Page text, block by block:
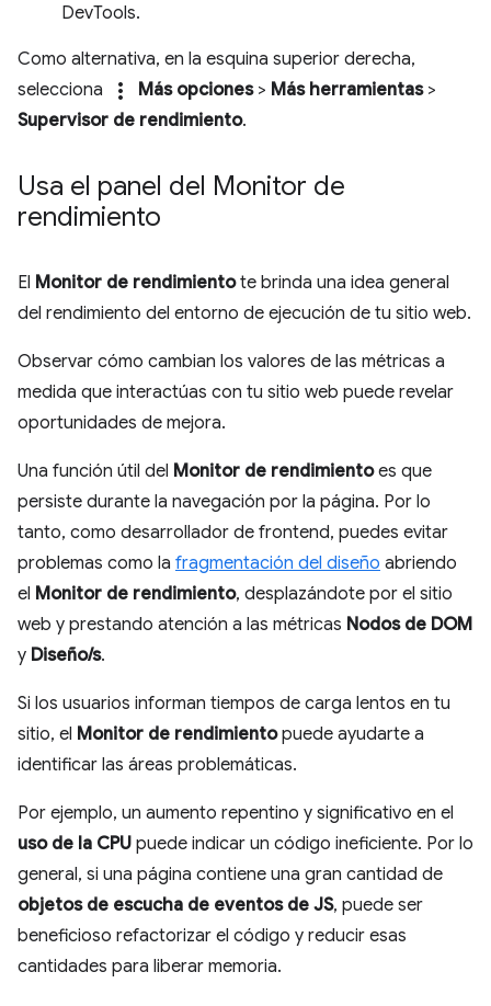
DevTools.
Como alternativa, en la esquina superior derecha,
selecciona
more_vert Más opciones> Más herramientas>
Supervisor de rendimiento.
Usa el panel del Monitor de
rendimiento
El Monitor de rendimientote brinda una idea general
del rendimiento del entorno de ejecución de tu sitio web.
Observar cómo cambian los valores de las métricas a
medida que interactúas con tu sitio web puede revelar
oportunidades de mejora.
Una función útil del Monitor de rendimientoes que
persiste durante la navegación por la página. Por lo
tanto, como desarrollador de frontend, puedes evitar
problemas como la fragmentación del diseño abriendo
el Monitor de rendimiento, desplazándote por el sitio
web y prestando atención a las métricas Nodos de DOM
y Diseño/s.
Si los usuarios informan tiempos de carga lentos en tu
sitio, el Monitor de rendimientopuede ayudarte a
identificar las áreas problemáticas.
Por ejemplo, un aumento repentino y significativo en el
uso de la CPU puede indicar un código ineficiente. Por lo
general, si una página contiene una gran cantidad de
objetos de escucha de eventos de JS, puede ser
beneficioso refactorizar el código y reducir esas
cantidades para liberar memoria.